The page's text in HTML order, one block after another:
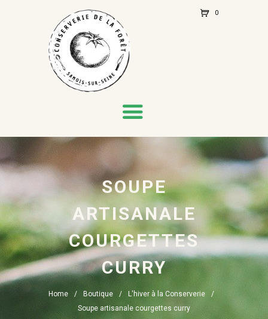
0
SOUPE
ARTISANALE
COURGETTES
CURRY
Home Boutique
L'hiver à la Conserverie
Soupe artisanale courgettes curry